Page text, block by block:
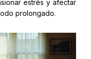
estrés y afectar
prolongado.